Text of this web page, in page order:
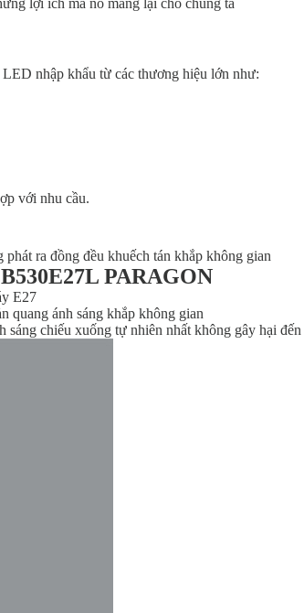
lợi ích mà nó mang lại cho chúng ta
nhập khẩu từ các thương hiệu lớn như:
với nhu cầu.
ra đồng đều khuếch tán khắp không gian
PARAGON
E27
quang ánh sáng khắp không gian
chiếu xuống tự nhiên nhất không gây hại đến